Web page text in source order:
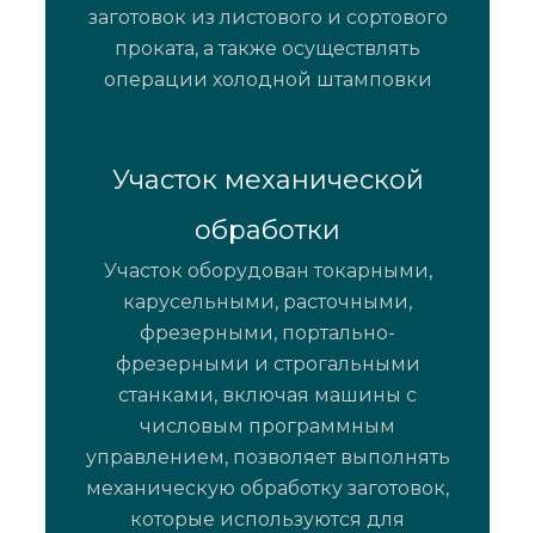
заготовок из листового и сортового
проката, а также осуществлять
операции холодной штамповки
Участок механической
обработки
Участок оборудован токарными,
карусельными, расточными,
фрезерными, портально-
фрезерными и строгальными
станками, включая машины с
числовым программным
управлением, позволяет выполнять
механическую обработку заготовок,
которые используются для